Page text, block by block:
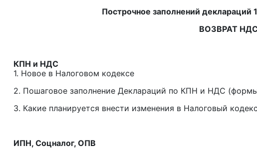
Построчное заполнений
ВОЗВРАТ
КПН и НДС
1. Новое в Налоговом кодексе
2. Пошаговое заполнение Деклараций по КПН и НДС
3. Какие планируется внести изменения в Налоговый
ИПН, Соцналог, ОПВ